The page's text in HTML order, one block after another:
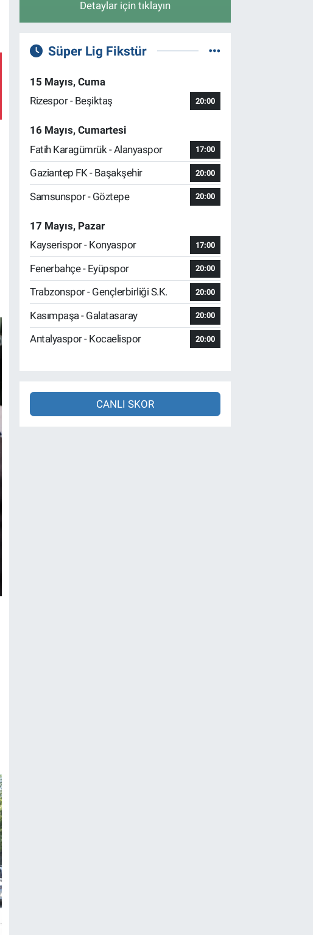
Detaylar için tıklayın
Süper Lig Fikstür
15 Mayıs, Cuma
Rizespor - Beşiktaş
20:00
16 Mayıs, Cumartesi
Fatih Karagümrük - Alanyaspor
17:00
Gaziantep FK - Başakşehir 20:00
Samsunspor - Göztepe 20:00
17 Mayıs, Pazar
Kayserispor - Konyaspor
17:00
Fenerbahçe - Eyüpspor 20:00
Trabzonspor - Gençlerbirliği S.K. 20:00
Kasımpaşa - Galatasaray 20:00
Antalyaspor - Kocaelispor 20:00
CANLI SKOR